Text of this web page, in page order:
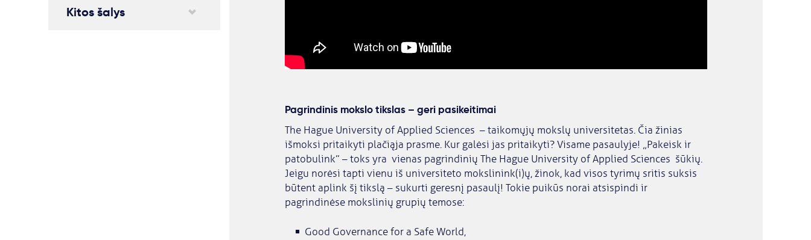
Kitos šalys
Pagrindinis mokslo tikslas – geri pasikeitimai
The Hague University of Applied Sciences – taikomųjų mokslų universitetas. Čia žinias
išmoksi pritaikyti plačiąja prasme. Kur galėsi jas pritaikyti? Visame pasaulyje! „Pakeisk ir
patobulink” – toks yra vienas pagrindinių The Hague University of Applied Sciences šūkių.
Jeigu norėsi tapti vienu iš universiteto mokslinink(i)ų, žinok, kad visos tyrimų sritis suksis
būtent aplink šį tikslą – sukurti geresnį pasaulį! Tokie puikūs norai atsispindi ir
pagrindinėse mokslinių grupių temose:
Good Governance for a Safe World,